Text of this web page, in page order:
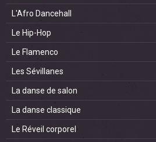
L'Afro Dancehall
Le Hip-Hop
Le Flamenco
Les Sévillanes
La danse de salon
La danse classique
Le Réveil corporel